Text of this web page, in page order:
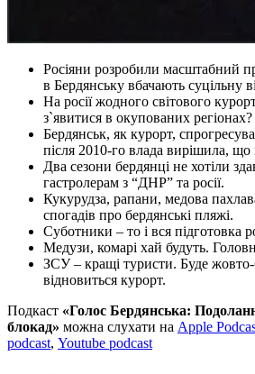
Росіяни розробили масштабний
в Бердянську вбачають суцільну
На росії жодного світового
з`явитися в окупованих регіонах?
Бердянськ, як курорт,
після 2010-го влада вирішила, що
Два сезони бердянці не хотіли
гастролерам з “ДНР” та росії.
Кукурудза, рапани, медова
спогадів про бердянські пляжі.
Суботники – то і вся підготовка
Медузи, комарі хай будуть.
ЗСУ – кращі туристи. Буде
відновиться курорт.
Подкаст «Голос Бердянська:
блокад» можна слухати на Apple
podcast, Youtube podcast